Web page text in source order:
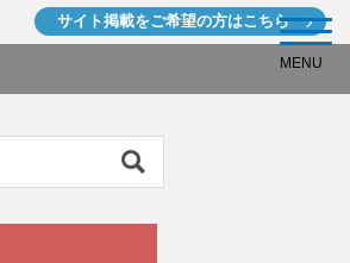
サイト掲載をご希望の方はこちら
MENU